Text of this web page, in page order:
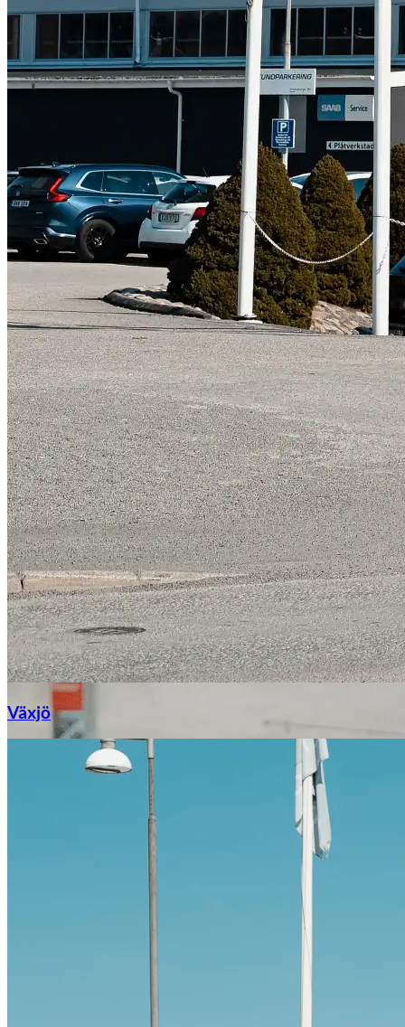
Växjö